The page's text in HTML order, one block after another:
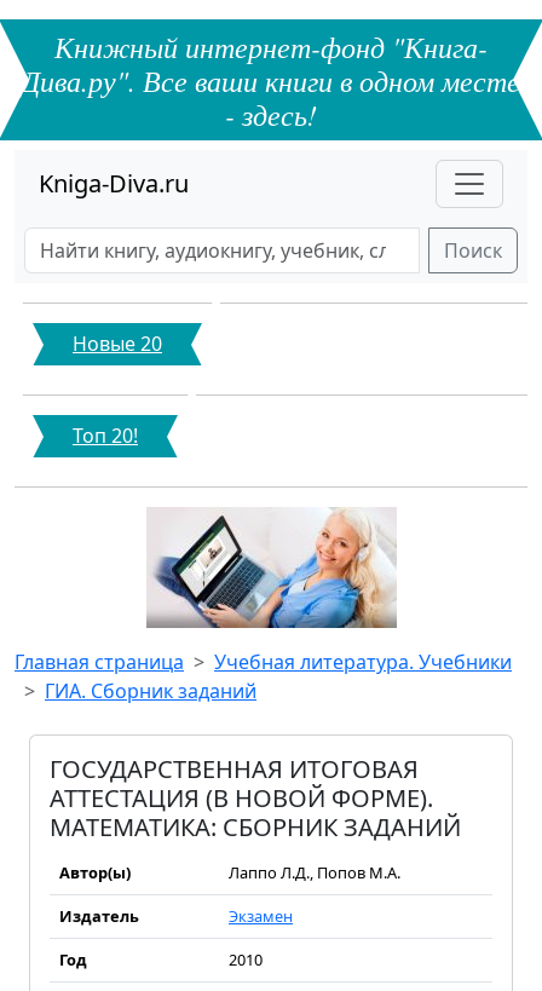
Книжный интернет-фонд "Книга-
Дива.ру". Все ваши книги в одном месте
- здесь!
Kniga-Diva.ru
Поиск
Новые 20
Топ 20!
Главная страница
Учебная литература. Учебники
ГИА. Сборник заданий
ГОСУДАРСТВЕННАЯ ИТОГОВАЯ
АТТЕСТАЦИЯ (В НОВОЙ ФОРМЕ).
МАТЕМАТИКА: СБОРНИК ЗАДАНИЙ
Автор(ы)
Лаппо Л.Д., Попов М.А.
Издатель
Экзамен
Год
2010